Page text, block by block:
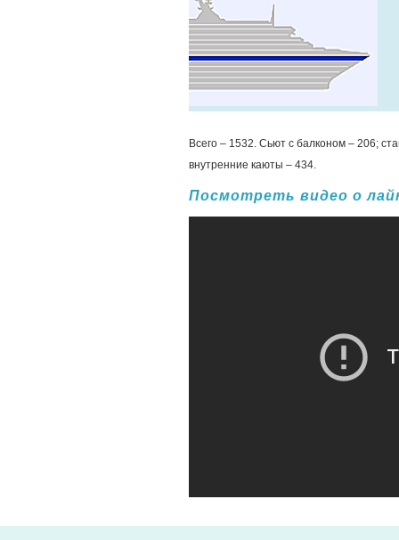
Всего – 1532. Сьют с балконом – 206;
внутренние каюты – 434.
Посмотреть видео о